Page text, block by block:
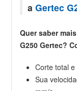
aGertec
Quer saber
G250 Gertec?
Corte total
Sua